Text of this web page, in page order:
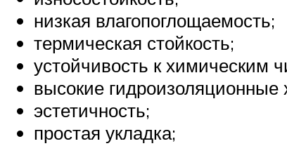
низкая влагопоглощаемость;
термическая стойкость;
устойчивость к химическим
высокие гидроизоляционные
эстетичность;
простая укладка;